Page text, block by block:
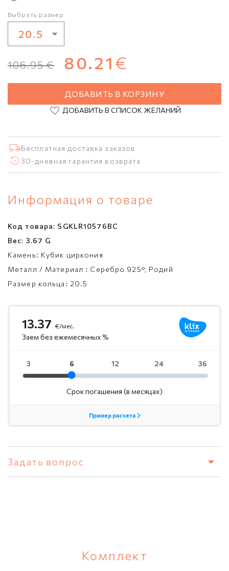
Выбрать размер
20.5
16.5
17
17.5
18.5
21.5
106.95€ 80.21 €
ДОБАВИТЬ В КОРЗИНУ
ДОБАВИТЬ В СПИСОК ЖЕЛАНИЙ
Бесплатная доставка заказов
30-дневная гарантия возврата
Информация о товаре
Код товара: SGKLR10576BC
Вес: 3.67 G
Камень: Кубик циркония
Металл / Материал : Серебро 925°, Родий
Размер кольца: 20.5
Задать вопрос
Комплект